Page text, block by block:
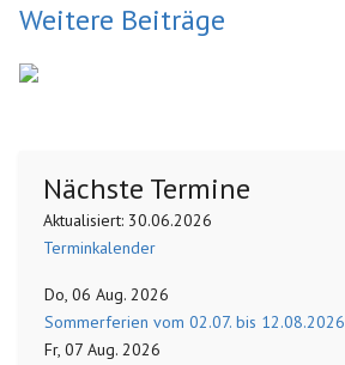
Weitere Beiträge
Nächste Termine
Aktualisiert: 30.06.2026
Terminkalender
Do, 06 Aug. 2026
Sommerferien vom 02.07. bis 12.08.2026
Fr, 07 Aug. 2026